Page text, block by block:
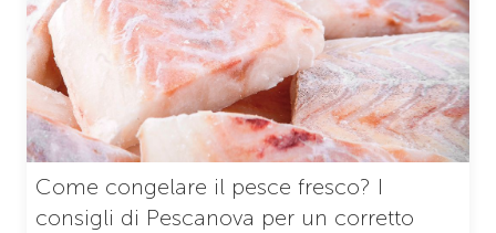
Come congelare il pesce fresco? I
consigli di Pescanova per un corretto